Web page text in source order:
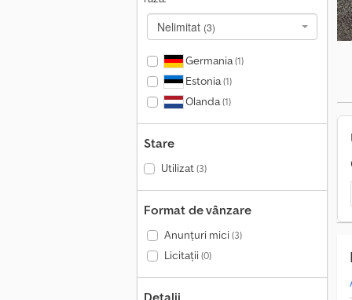
Nelimitat (3)
Germania(1)
Estonia(1)
Olanda(1)
Stare
Utilizat(3)
Format de vânzare
Anunțuri mici(3)
Licitații(0)
Detalii